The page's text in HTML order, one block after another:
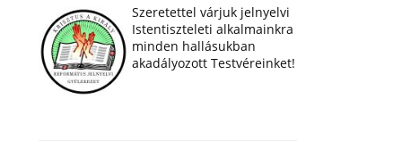
Szeretettel várjuk jelnyelvi
Istentiszteleti alkalmainkra
minden hallásukban
akadályozott Testvéreinket!